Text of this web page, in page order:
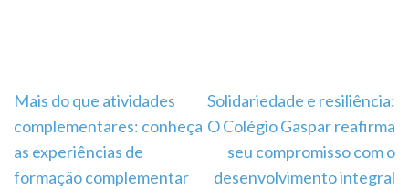
Navegação
de
Post
Mais do que atividades
complementares: conheça
as experiências de
formação complementar
Solidariedade e resiliência:
O Colégio Gaspar reafirma
seu compromisso com o
desenvolvimento integral